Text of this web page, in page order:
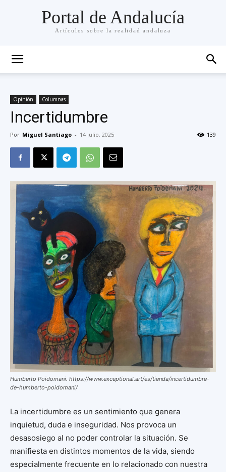
Portal de Andalucía
Artículos sobre la realidad andaluza
Opinión Columnas
Incertidumbre
Por Miguel Santiago - 14 julio, 2025 139
Humberto Poidomani. https://www.exceptional.art/es/tienda/incertidumbre-
de-humberto-poidomani/
La incertidumbre es un sentimiento que genera
inquietud, duda e inseguridad. Nos provoca un
desasosiego al no poder controlar la situación. Se
manifiesta en distintos momentos de la vida, siendo
especialmente frecuente en lo relacionado con nuestra